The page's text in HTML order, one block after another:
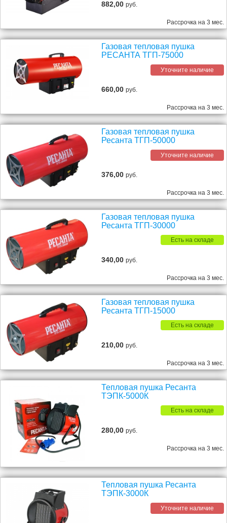
882,00руб.
Рассрочка на 3 мес.
Газовая тепловая пушка
РЕСАНТА ТГП-75000
Уточните наличие
660,00руб.
Рассрочка на 3 мес.
Газовая тепловая пушка
Ресанта ТГП-50000
Уточните наличие
376,00руб.
Рассрочка на 3 мес.
Газовая тепловая пушка
Ресанта ТГП-30000
Есть на складе
340,00руб.
Рассрочка на 3 мес.
Газовая тепловая пушка
Ресанта ТГП-15000
Есть на складе
210,00руб.
Рассрочка на 3 мес.
Тепловая пушка Ресанта
ТЭПК-5000К
Есть на складе
280,00руб.
Рассрочка на 3 мес.
Тепловая пушка Ресанта
ТЭПК-3000К
Уточните наличие